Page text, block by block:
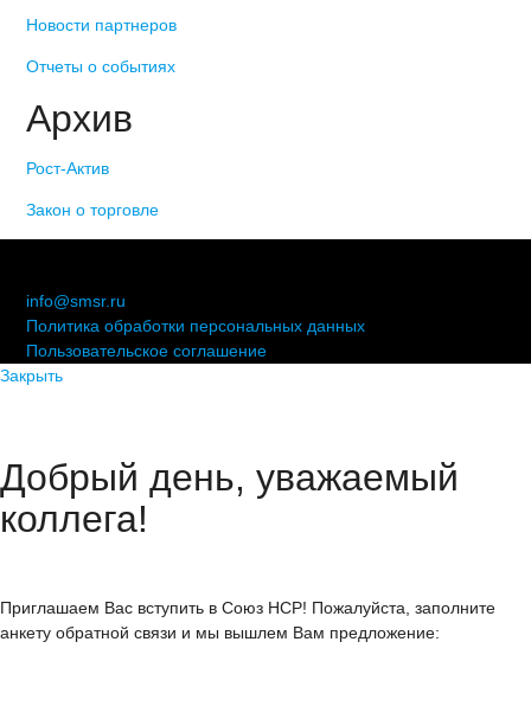
Новости партнеров
Отчеты о событиях
Архив
Рост-Актив
Закон о торговле
info@smsr.ru
Политика обработки персональных данных
Пользовательское соглашение
Закрыть
Добрый день, уважаемый
коллега!
Приглашаем Вас вступить в Союз НСР! Пожалуйста, заполните
анкету обратной связи и мы вышлем Вам предложение: